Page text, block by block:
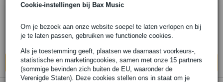
Cookie-instellingen bij Bax Music
Om je bezoek aan onze website soepel te laten verlopen en bij
je te laten passen, gebruiken we functionele cookies.
Als je toestemming geeft, plaatsen we daarnaast voorkeurs-,
statistische en marketingcookies, samen met onze 15 partners
(sommige bevinden zich buiten de EU, waaronder de
Verenigde Staten). Deze cookies stellen ons in staat om je
Adviesprijs € 98,- € 79,-
Op voorraad
Ook in1 winkelop voorraad
In mijn winkelwagen